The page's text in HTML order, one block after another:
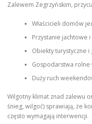
Zalewem Zegrzyńskim,
Właścicieli domów
Przystanie jachtowe
Obiekty turystyczne i
Gospodarstwa rolne
Duży ruch
Wilgotny klimat znad zalewu
śnieg, wilgoć) sprawiają, że
często wymagają interwencji.